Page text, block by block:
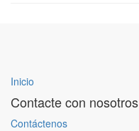
Inicio
Contacte con nosotros
Contáctenos